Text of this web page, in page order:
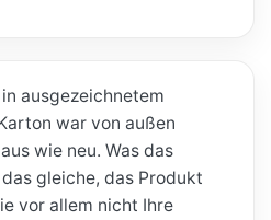
ausgezeichnetem
war von außen
wie neu. Was das
gleiche, das Produkt
vor allem nicht Ihre